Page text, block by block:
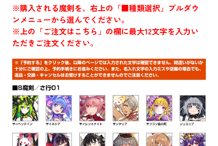
※購入される魔剣を、右上の「■種類選択」プルダウ
ンメニューから選んでください。
※上の「ご注文はこちら」の欄に最大12文字を入力い
ただきご注文ください。